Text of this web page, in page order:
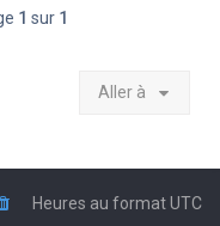
1 sur 1
Aller à
Heures au formatUTC